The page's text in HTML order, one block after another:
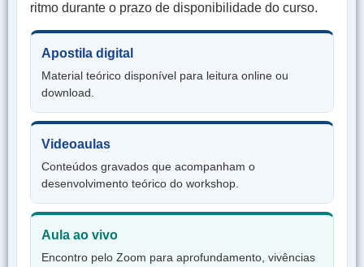
ritmo durante o prazo de disponibilidade do curso.
Apostila digital
Material teórico disponível para leitura online ou
download.
Videoaulas
Conteúdos gravados que acompanham o
desenvolvimento teórico do workshop.
Aula ao vivo
Encontro pelo Zoom para aprofundamento, vivências